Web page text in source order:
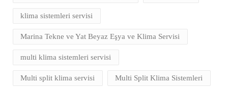
klima sistemleri servisi
Marina Tekne ve Yat Beyaz Eşya ve Klima Servisi
multi klima sistemleri servisi
Multi split klima servisi Multi Split Klima Sistemleri